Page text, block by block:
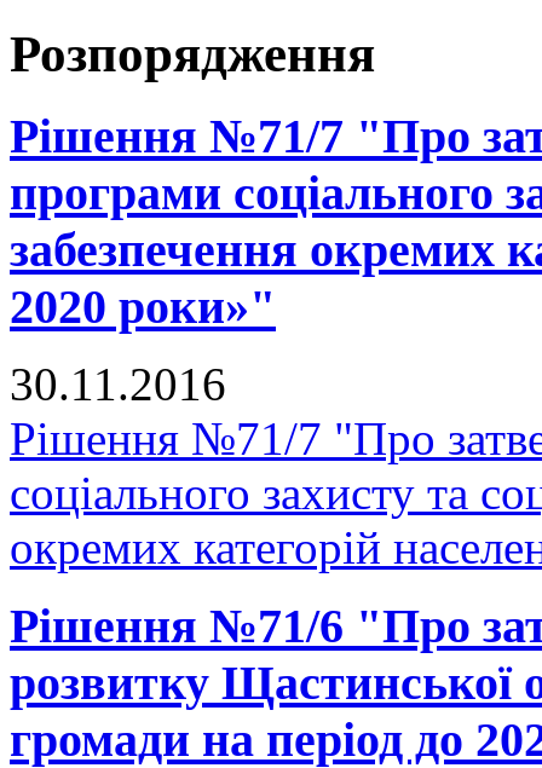
Розпорядження
Рішення №71/7 "Про
програми соціального
забезпечення окремих
2020 роки»"
30.11.2016
Рішення №71/7 "Про
соціального захисту та
окремих категорій
Рішення №71/6 "Про
розвитку Щастинської
громади на період до